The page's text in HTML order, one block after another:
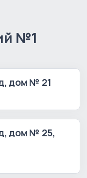
№1
дом № 21
дом № 25,